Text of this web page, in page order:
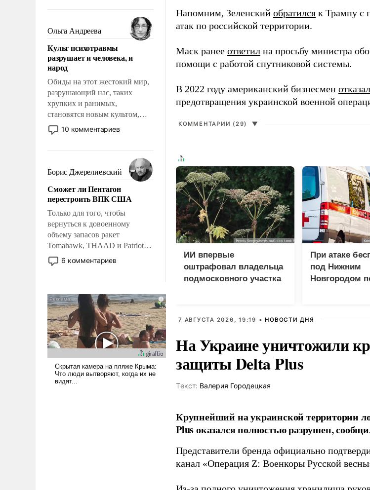
сложна и амбициозна. Однако
и ее реализация радикально
поднимет наши боевые
возможности.
Ольга Андреева
Культ психотравмы
разрушает и человека, и
народ
Обиды на этот жестокий мир,
разрушающий нас, таких
хрупких и ранимых,
становятся новым культом,
постепенно вытесняя и
отменяя традиционное
мужественным и твердым под
ударами судьбы, брать на себя
ответственность, помогать
слабым, идти вперед и
адаптироваться.
10 комментариев
Борис Джерелиевский
Сможет ли Пентагон
перестроить ВПК США
Только для того, чтобы
вернуться к довоенному
объему запасов ракет
Tomahawk, THAAD и Patriot
США потребуется более трех
лет. Даже небольшая война с
Сложившаяся ситуация
означает многолетний период
уязвимости США, например,
перед Китаем.
6 комментариев
Напомним, Зеленский обратился к Трампу с
атак по российской территории.
Маск ранее ответил на просьбу министра
помощи с работой спутниковой системы.
В 2022 году американский бизнесмен
предотвращения украинской военной
КОММЕНТАРИИ (29) ▼
ИИ впервые
оштрафовал владельца
подмосковного участка
При атаке
под Нижним
Новгородом
7 АВГУСТА 2026, 19:19 • НОВОСТИ ДНЯ
На Украине уничтожили
защиты Delta Plus
Tекст: Валерия Городецкая
Крупнейший на украинской территории
Plus оказался полностью разрушен,
Представители бренда официально
канал «Операция Z: Военкоры Русской